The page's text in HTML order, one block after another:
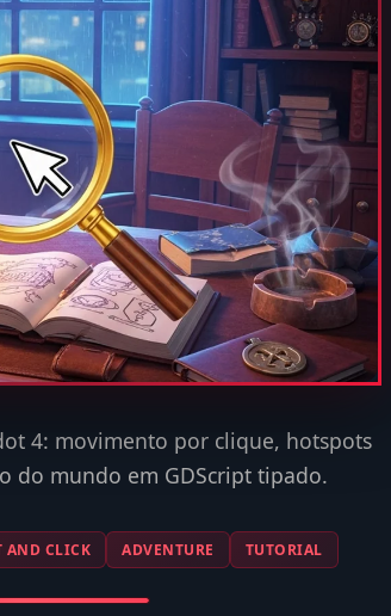
4: movimento por clique, hotspots
do mundo em GDScript tipado.
AND CLICK ADVENTURE TUTORIAL